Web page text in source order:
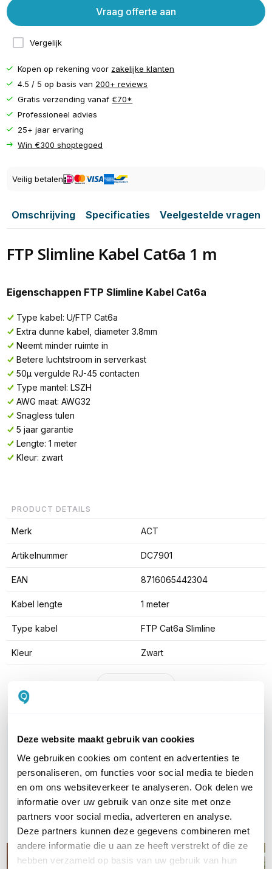
Deze website maakt gebruik van cookies
We gebruiken cookies om content en advertenties te
personaliseren, om functies voor social media te bieden
en om ons websiteverkeer te analyseren. Ook delen we
informatie over uw gebruik van onze site met onze
partners voor social media, adverteren en analyse.
Deze partners kunnen deze gegevens combineren met
andere informatie die u aan ze heeft verstrekt of die ze
hebben verzameld op basis van uw gebruik van hun
Vergelijk
Vraag offerte aan
Kopen op rekening voor zakelijke klanten
4.5 / 5 op basis van 200+ reviews
Gratis verzending vanaf€70*
Professioneel advies
25+ jaar ervaring
Win €300 shoptegoed
Veilig betalen
Omschrijving Specificaties Veelgestelde vragen
FTP Slimline Kabel Cat6a 1 m
Eigenschappen FTP Slimline Kabel Cat6a
Type kabel: U/FTP Cat6a
Extra dunne kabel, diameter 3.8mm
Neemt minder ruimte in
Betere luchtstroom in serverkast
50µ vergulde RJ-45 contacten
Type mantel: LSZH
AWG maat: AWG32
Snagless tulen
5 jaar garantie
Lengte: 1 meter
Kleur: zwart
PRODUCT DETAILS
Merk ACT
Artikelnummer DC7901
EAN 8716065442304
Kabel lengte 1 meter
Type kabel FTP Cat6a Slimline
Kleur Zwart
WIL JIJ ADVIES OP MAAT?
Vraag het onze experts!
Bel ons
E-mail